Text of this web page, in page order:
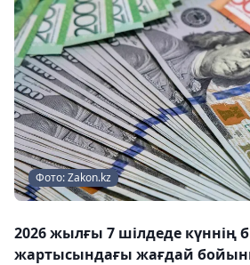
Фото: Zakon.kz
2026 жылғы 7 шілдеде күннің
жартысындағы жағдай